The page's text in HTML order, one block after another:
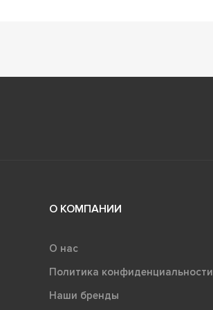
О КОМПАНИИ
О нас
Политика конфиденциальности
Наши бренды